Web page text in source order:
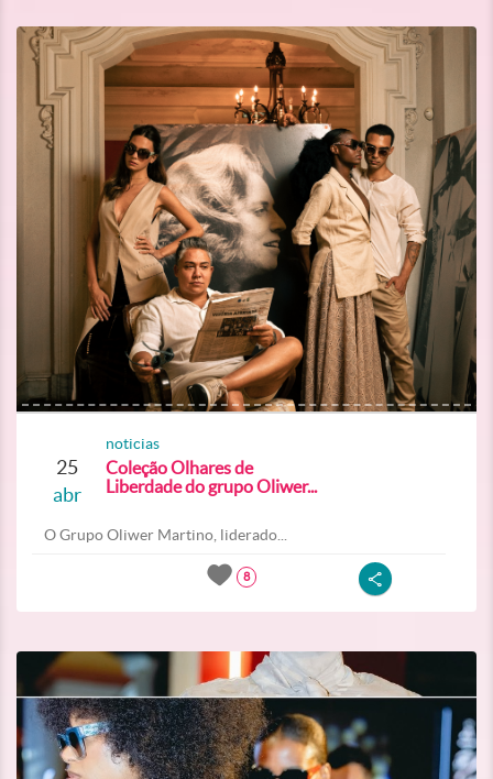
25
abr
noticias
Coleção Olhares de
Liberdade do grupo Oliwer...
O Grupo Oliwer Martino, liderado...
8